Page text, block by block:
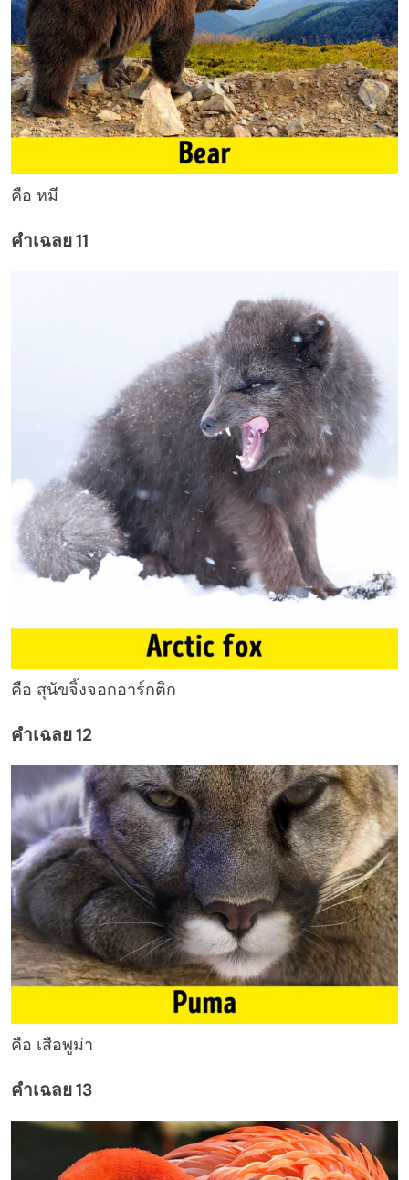
คือ หมี
คำเฉลย 11
คือ สุนัขจิ้งจอกอาร์กติก
คำเฉลย 12
คือ เสือพูม่า
คำเฉลย 13